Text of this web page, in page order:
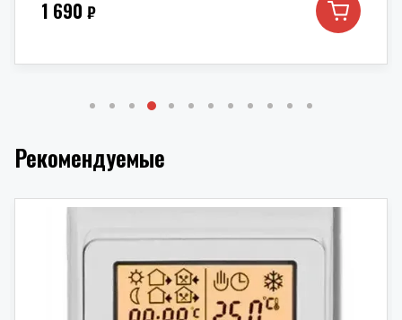
1 690 ₽
Рекомендуемые